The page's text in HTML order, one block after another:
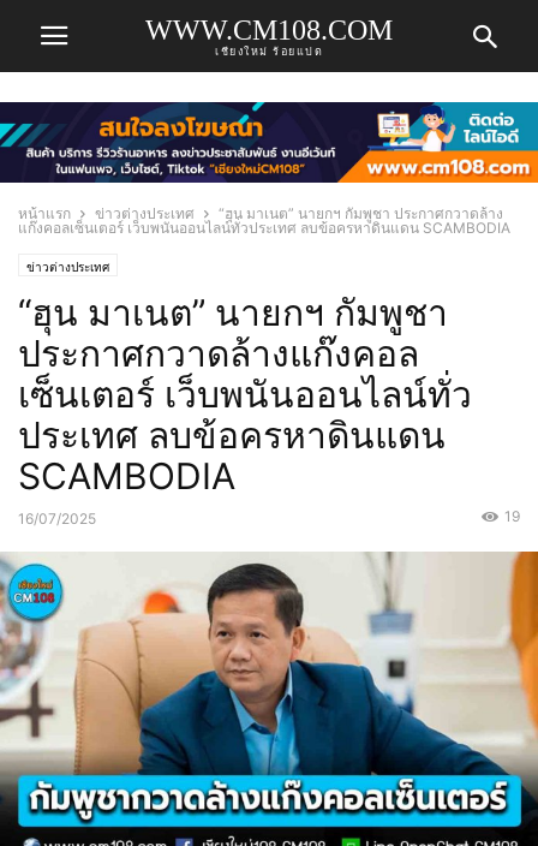
WWW.CM108.COM
เชียงใหม่ ร้อยแปด
หน้าแรก ข่าวต่างประเทศ
“ฮุน มาเนต” นายกฯ กัมพูชา ประกาศกวาดล้าง
แก๊งคอลเซ็นเตอร์ เว็บพนันออนไลน์ทั่วประเทศ ลบข้อครหาดินแดน SCAMBODIA
ข่าวต่างประเทศ
“ฮุน มาเนต” นายกฯ กัมพูชา
ประกาศกวาดล้างแก๊งคอล
เซ็นเตอร์ เว็บพนันออนไลน์ทั่ว
ประเทศ ลบข้อครหาดินแดน
SCAMBODIA
16/07/2025 19